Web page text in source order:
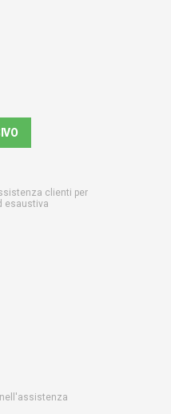
clienti per
esaustiva